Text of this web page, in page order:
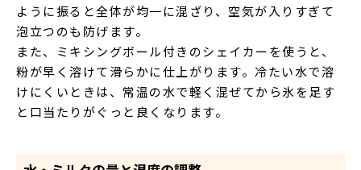
ように振ると全体が均一に混ざり、空気が入りすぎて
泡立つのも防げます。
また、ミキシングボール付きのシェイカーを使うと、
粉が早く溶けて滑らかに仕上がります。冷たい水で溶
けにくいときは、常温の水で軽く混ぜてから氷を足す
と口当たりがぐっと良くなります。